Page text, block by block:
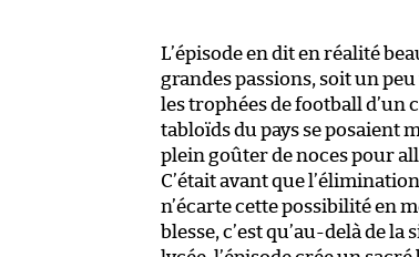
L’épisode en dit en réalité
grandes passions, soit un
les trophées de football d’un
tabloïds du pays se posaient
plein goûter de noces pour
C’était avant que
n’écarte cette possibilité en
blesse, c’est qu’au-delà de